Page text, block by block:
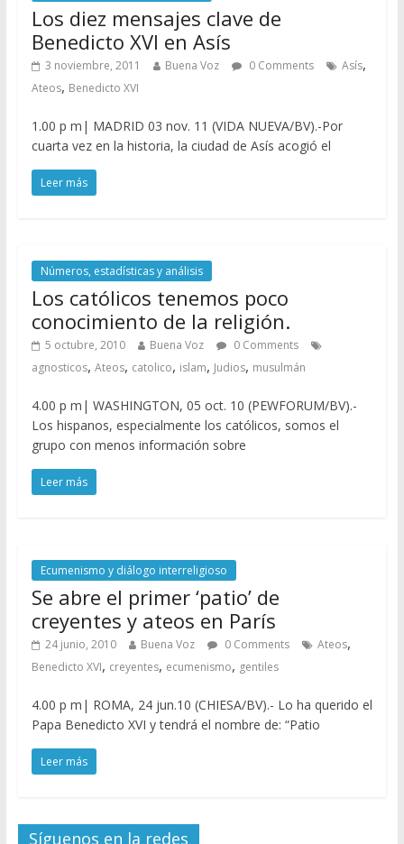
Los diez mensajes clave de
Benedicto XVI en Asís
3 noviembre, 2011 Buena Voz 0 Comments Asís,
Ateos, Benedicto XVI
1.00 p m| MADRID 03 nov. 11 (VIDA NUEVA/BV).-Por
cuarta vez en la historia, la ciudad de Asís acogió el
Leer más
Números, estadísticas y análisis
Los católicos tenemos poco
conocimiento de la religión.
5 octubre, 2010 Buena Voz
0 Comments
agnosticos, Ateos, catolico, islam, Judios, musulmán
4.00 p m| WASHINGTON, 05 oct. 10 (PEWFORUM/BV).-
Los hispanos, especialmente los católicos, somos el
grupo con menos información sobre
Leer más
Ecumenismo y diálogo interreligioso
Se abre el primer ‘patio’ de
creyentes y ateos en París
24 junio, 2010 Buena Voz 0 Comments Ateos,
Benedicto XVI, creyentes, ecumenismo, gentiles
4.00 p m| ROMA, 24 jun.10 (CHIESA/BV).- Lo ha querido el
Papa Benedicto XVI y tendrá el nombre de: “Patio
Leer más
Síguenos en la redes